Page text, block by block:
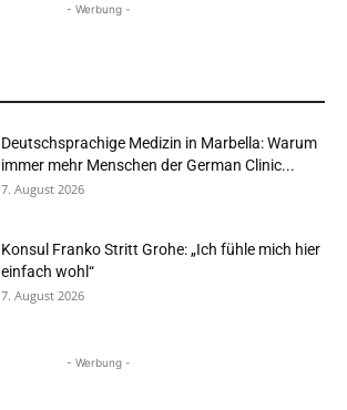
- Werbung -
Deutschsprachige Medizin in Marbella: Warum
immer mehr Menschen der German Clinic...
7. August 2026
Konsul Franko Stritt Grohe: „Ich fühle mich hier
einfach wohl“
7. August 2026
- Werbung -